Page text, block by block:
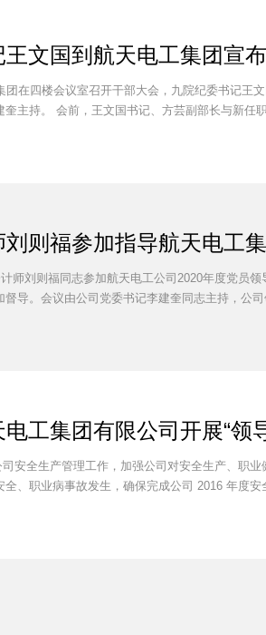
王文国到航天电工集团宣
团在四楼会议室召开干部大会，九院纪委书记王
奎主持。 会前，王文国书记、方芸副部长与新
刘则福参加指导航天电工
师刘则福同志参加航天电工公司2020年度党员
督导。会议由公司党委书记李建奎同志主持，公
工集团有限公司开展“领
安全生产管理工作，加强公司对安全生产、职
全、职业病事故发生，确保完成公司 2016 年度